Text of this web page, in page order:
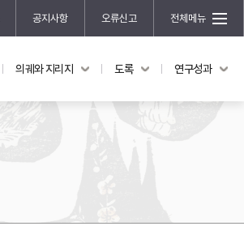
공지사항 오류신고 전체메뉴
연구성과
신진학자 초청 연구교류 사업
의궤와 지리지 도록 연구성과